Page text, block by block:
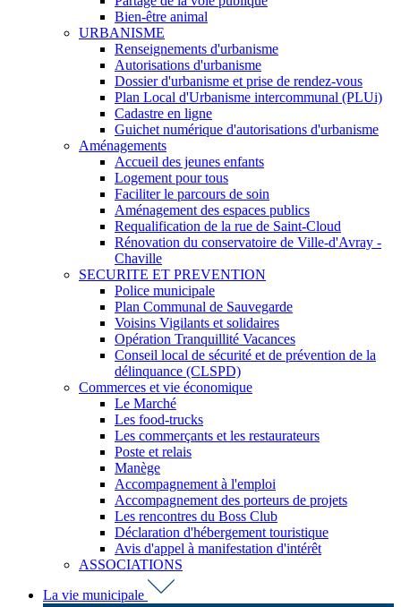
Bien-être animal
URBANISME
Renseignements d'urbanisme
Autorisations d'urbanisme
Dossier d'urbanisme et prise de rendez-vous
Plan Local d'Urbanisme intercommunal (PLUi)
Cadastre en ligne
Guichet numérique d'autorisations d'urbanisme
Aménagements
Accueil des jeunes enfants
Logement pour tous
Faciliter le parcours de soin
Aménagement des espaces publics
Requalification de la rue de Saint-Cloud
Rénovation du conservatoire de Ville-d'Avray -
Chaville
SECURITE ET PREVENTION
Police municipale
Plan Communal de Sauvegarde
Voisins Vigilants et solidaires
Opération Tranquillité Vacances
Conseil local de sécurité et de prévention de la
délinquance (CLSPD)
Commerces et vie économique
Le Marché
Les food-trucks
Les commerçants et les restaurateurs
Poste et relais
Manège
Accompagnement à l'emploi
Accompagnement des porteurs de projets
Les rencontres du Boss Club
Déclaration d'hébergement touristique
Avis d'appel à manifestation d'intérêt
ASSOCIATIONS
La vie municipale